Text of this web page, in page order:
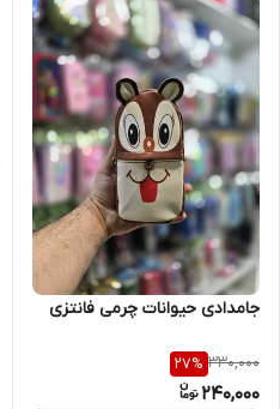
جامدادی حیوانات چرمی فانتزی
330,000
27%
240,000